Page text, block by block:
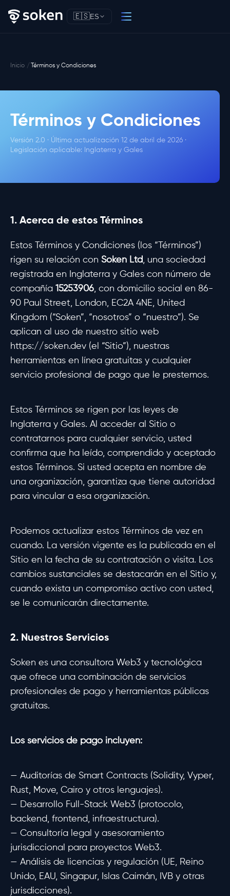
🇪🇸ES
Inicio Términos y Condiciones
Términos y Condiciones
Versión 2.0 · Última actualización 12 de abril de 2026 ·
Legislación aplicable: Inglaterra y Gales
1. Acerca de estos Términos
Estos Términos y Condiciones (los “Términos”)
rigen su relación con Soken Ltd, una sociedad
registrada en Inglaterra y Gales con número de
compañía 15253906, con domicilio social en 86-
90 Paul Street, London, EC2A 4NE, United
Kingdom (“Soken”, “nosotros” o “nuestro”). Se
aplican al uso de nuestro sitio web
https://soken.dev (el “Sitio”), nuestras
herramientas en línea gratuitas y cualquier
servicio profesional de pago que le prestemos.
Estos Términos se rigen por las leyes de
Inglaterra y Gales. Al acceder al Sitio o
contratarnos para cualquier servicio, usted
confirma que ha leído, comprendido y aceptado
estos Términos. Si usted acepta en nombre de
una organización, garantiza que tiene autoridad
para vincular a esa organización.
Podemos actualizar estos Términos de vez en
cuando. La versión vigente es la publicada en el
Sitio en la fecha de su contratación o visita. Los
cambios sustanciales se destacarán en el Sitio y,
cuando exista un compromiso activo con usted,
se le comunicarán directamente.
2. Nuestros Servicios
Soken es una consultora Web3 y tecnológica
que ofrece una combinación de servicios
profesionales de pago y herramientas públicas
gratuitas.
Los servicios de pago incluyen:
— Auditorías de Smart Contracts (Solidity, Vyper,
Rust, Move, Cairo y otros lenguajes).
— Desarrollo Full-Stack Web3 (protocolo,
backend, frontend, infraestructura).
— Consultoría legal y asesoramiento
jurisdiccional para proyectos Web3.
— Análisis de licencias y regulación (UE, Reino
Unido, EAU, Singapur, Islas Caimán, IVB y otras
jurisdicciones).